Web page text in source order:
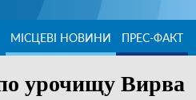
МІСЦЕВІ НОВИНИ ПРЕС-ФАКТ
урочищу Вирва